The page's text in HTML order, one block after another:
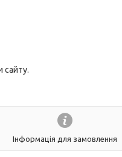
сайту.
Інформація для замовлення